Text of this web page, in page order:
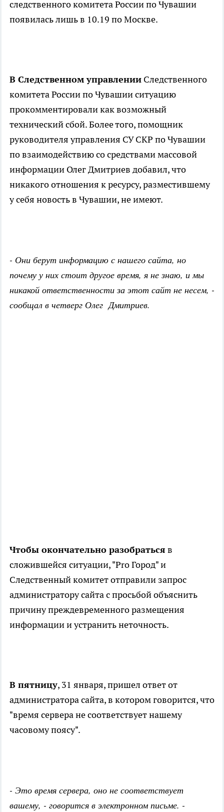
следственного комитета России по Чувашии
появилась лишь в 10.19 по Москве.
В Следственном управлении Следственного
комитета России по Чувашии ситуацию
прокомментировали как возможный
технический сбой. Более того, помощник
руководителя управления СУ СКР по Чувашии
по взаимодействию со средствами массовой
информации Олег Дмитриев добавил, что
никакого отношения к ресурсу, разместившему
у себя новость в Чувашии, не имеют.
- Они берут информацию с нашего сайта, но
почему у них стоит другое время, я не знаю, и мы
никакой ответственности за этот сайт не несем, -
сообщал в четверг Олег Дмитриев.
Чтобы окончательно разобраться в
сложившейся ситуации, "Pro Город" и
Следственный комитет отправили запрос
администратору сайта с просьбой объяснить
причину преждевременного размещения
информации и устранить неточность.
В пятницу, 31 января, пришел ответ от
администратора сайта, в котором говорится, что
"время сервера не соответствует нашему
часовому поясу".
- Это время сервера, оно не соответствует
вашему, - говорится в электронном письме. -